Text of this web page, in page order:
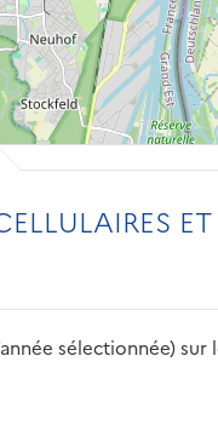
sélectionnée)